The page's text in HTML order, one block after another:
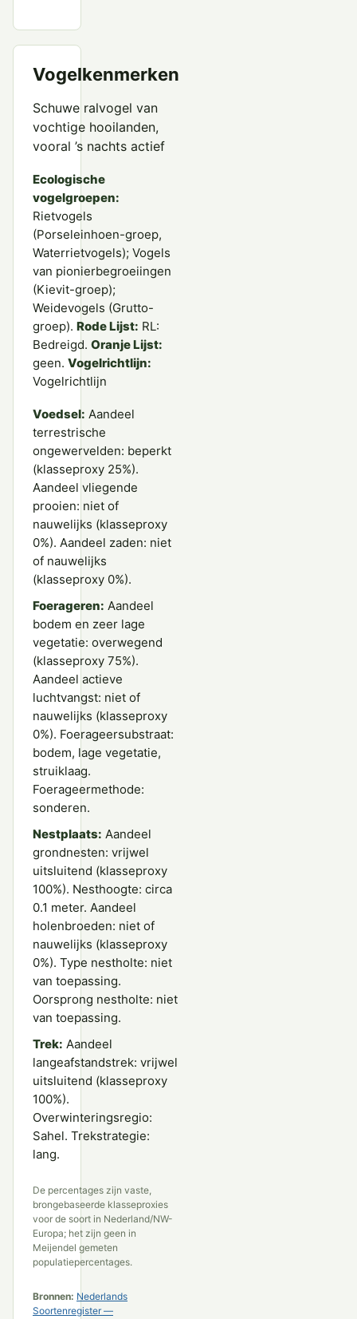
Vogelkenmerken
Schuwe ralvogel van
vochtige hooilanden,
vooral ’s nachts actief
Ecologische
vogelgroepen:
Rietvogels
(Porseleinhoen-groep,
Waterrietvogels); Vogels
van pionierbegroeiingen
(Kievit-groep);
Weidevogels (Grutto-
groep). Rode Lijst: RL:
Bedreigd. Oranje Lijst:
geen. Vogelrichtlijn:
Vogelrichtlijn
Voedsel: Aandeel
terrestrische
ongewervelden: beperkt
(klasseproxy 25%).
Aandeel vliegende
prooien: niet of
nauwelijks (klasseproxy
0%). Aandeel zaden: niet
of nauwelijks
(klasseproxy 0%).
Foerageren: Aandeel
bodem en zeer lage
vegetatie: overwegend
(klasseproxy 75%).
Aandeel actieve
luchtvangst: niet of
nauwelijks (klasseproxy
0%). Foerageersubstraat:
bodem, lage vegetatie,
struiklaag.
Foerageermethode:
sonderen.
Nestplaats: Aandeel
grondnesten: vrijwel
uitsluitend (klasseproxy
100%). Nesthoogte: circa
0.1 meter. Aandeel
holenbroeden: niet of
nauwelijks (klasseproxy
0%). Type nestholte: niet
van toepassing.
Oorsprong nestholte: niet
van toepassing.
Trek: Aandeel
langeafstandstrek: vrijwel
uitsluitend (klasseproxy
100%).
Overwinteringsregio:
Sahel. Trekstrategie:
lang.
De percentages zijn vaste,
brongebaseerde klasseproxies
voor de soort in Nederland/NW-
Europa; het zijn geen in
Meijendel gemeten
populatiepercentages.
Bronnen: Nederlands
Soortenregister —